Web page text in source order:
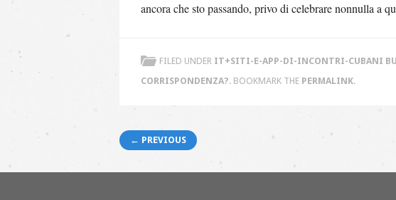
ancora che sto passando, privo di celebrare nonnulla a
FILED UNDER IT+SITI-E-APP-DI-INCONTRI-CUBANI
CORRISPONDENZA?. BOOKMARK THE PERMALINK.
Post navigation
← PREVIOUS